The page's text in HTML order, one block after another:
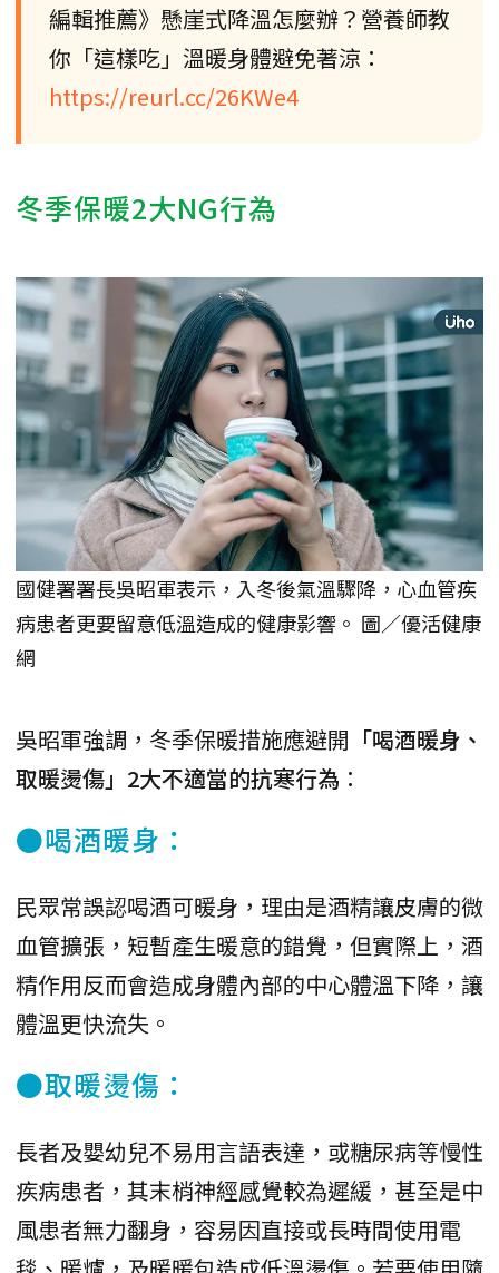
編輯推薦》懸崖式降溫怎麼辦？營養師教
你「這樣吃」溫暖身體避免著涼：
https://reurl.cc/26KWe4
冬季保暖2大NG行為
國健署署長吳昭軍表示，入冬後氣溫驟降，心血管疾
病患者更要留意低溫造成的健康影響。 圖／優活健康
網
吳昭軍強調，冬季保暖措施應避開 「喝酒暖身、
取暖燙傷」2大不適當的抗寒行為 ：
●喝酒暖身：
民眾常誤認喝酒可暖身，理由是酒精讓皮膚的微
血管擴張，短暫產生暖意的錯覺，但實際上，酒
精作用反而會造成身體內部的中心體溫下降，讓
體溫更快流失。
●取暖燙傷：
長者及嬰幼兒不易用言語表達，或糖尿病等慢性
疾病患者，其末梢神經感覺較為遲緩，甚至是中
風患者無力翻身，容易因直接或長時間使用電